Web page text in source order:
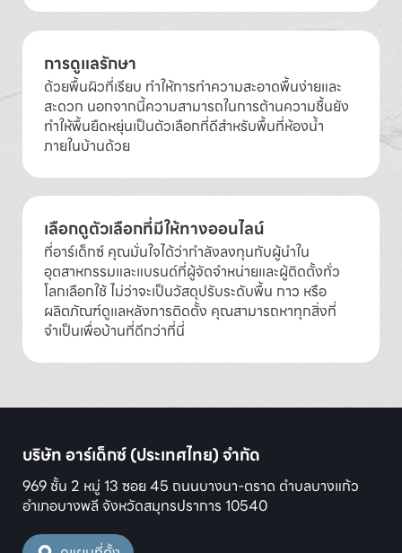
การดูแลรักษา
ด้วยพื้นผิวที่เรียบ ทำให้การทำความสะอาดพื้นง่ายและ
สะดวก นอกจากนี้ความสามารถในการต้านความชื้นยัง
ทำให้พื้นยืดหยุ่นเป็นตัวเลือกที่ดีสำหรับพื้นที่ห้องน้ำ
ภายในบ้านด้วย
เลือกดูตัวเลือกที่มีให้ทางออนไลน์
ที่อาร์เด็กซ์ คุณมั่นใจได้ว่ากำลังลงทุนกับผู้นำใน
อุตสาหกรรมและแบรนด์ที่ผู้จัดจำหน่ายและผู้ติดตั้งทั่ว
โลกเลือกใช้ ไม่ว่าจะเป็นวัสดุปรับระดับพื้น กาว หรือ
ผลิตภัณฑ์ดูแลหลังการติดตั้ง คุณสามารถหาทุกสิ่งที่
จำเป็นเพื่อบ้านที่ดีกว่าที่นี่
บริษัท อาร์เด็กซ์ (ประเทศไทย) จำกัด
969 ชั้น 2 หมู่ 13 ซอย 45 ถนนบางนา-ตราด ตำบลบางแก้ว
อำเภอบางพลี จังหวัดสมุทรปราการ 10540